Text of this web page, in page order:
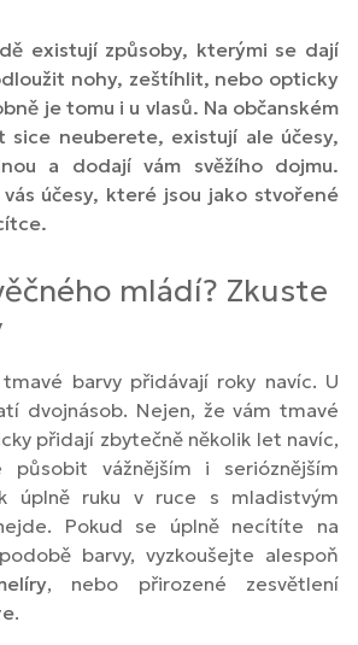
existují způsoby, kterými se dají
nohy, zeštíhlit, nebo opticky
je tomu i u vlasů. Na občanském
sice neuberete, existují ale účesy,
a dodají vám svěžího dojmu.
účesy, které jsou jako stvořené
mládí? Zkuste
barvy přidávají roky navíc. U
dvojnásob. Nejen, že vám tmavé
přidají zbytečně několik let navíc,
vážnějším i serióznějším
úplně ruku v ruce s mladistvým
Pokud se úplně necítíte na
barvy, vyzkoušejte alespoň
, nebo přirozené zesvětlení
.